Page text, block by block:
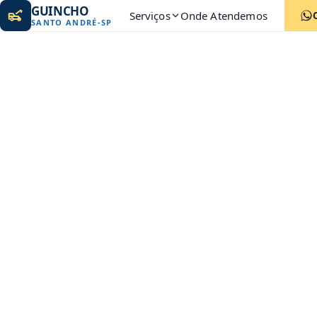
GUINCHO
SANTO ANDRÉ-SP Serviços Onde Atendemos